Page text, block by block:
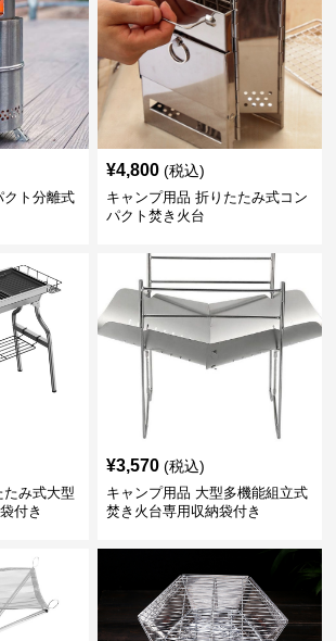
クト分離式
¥4,800 (税込)
キャンプ用品 折りたたみ式コン
パクト焚き火台
み式大型
付き
¥3,570 (税込)
キャンプ用品 大型多機能組立式
焚き火台専用収納袋付き